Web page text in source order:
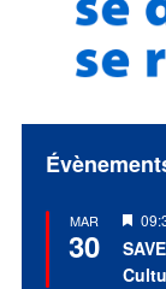
MAR
30
Mis
en